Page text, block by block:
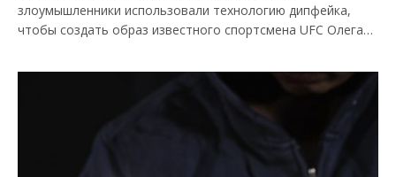
злоумышленники использовали технологию дипфейка,
чтобы создать образ известного спортсмена UFC Олега…